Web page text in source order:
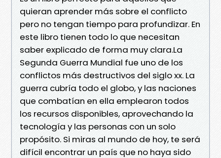
quieran aprender más sobre el conflicto
pero no tengan tiempo para profundizar. En
este libro tienen todo lo que necesitan
saber explicado de forma muy clara.La
Segunda Guerra Mundial fue uno de los
conflictos más destructivos del siglo xx. La
guerra cubría todo el globo, y las naciones
que combatían en ella emplearon todos
los recursos disponibles, aprovechando la
tecnología y las personas con un solo
propósito. Si miras al mundo de hoy, te será
difícil encontrar un país que no haya sido